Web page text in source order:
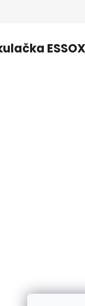
ESSOX